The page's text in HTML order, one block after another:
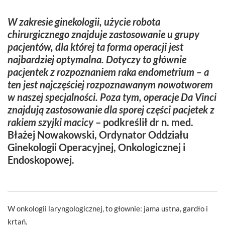
W zakresie ginekologii, użycie robota
chirurgicznego znajduje zastosowanie u grupy
pacjentów, dla której ta forma operacji jest
najbardziej optymalna. Dotyczy to głównie
pacjentek z rozpoznaniem raka endometrium – a
ten jest najczęściej rozpoznawanym nowotworem
w naszej specjalności. Poza tym, operacje Da Vinci
znajdują zastosowanie dla sporej części pacjetek z
rakiem szyjki macicy– podkreślił dr n. med.
Błażej Nowakowski, Ordynator Oddziału
Ginekologii Operacyjnej, Onkologicznej i
Endoskopowej.
W onkologii laryngologicznej, to głownie: jama ustna, gardło i
krtań.